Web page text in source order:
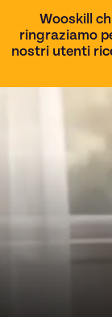
Wooskill
ringraziamo
nostri utenti